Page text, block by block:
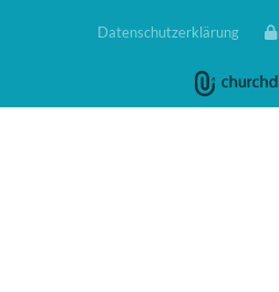
Datenschutzerklärung